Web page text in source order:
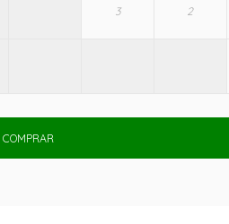
COMPRAR